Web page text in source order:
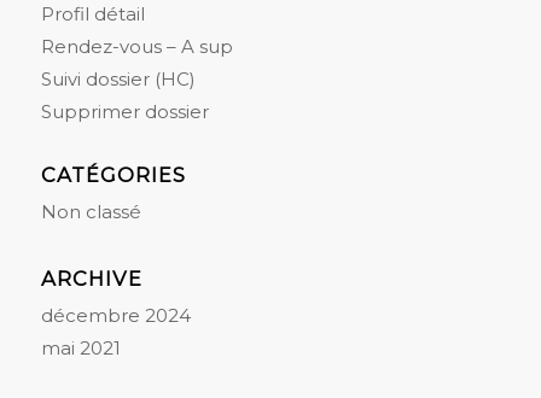
Profil détail
Rendez-vous – A sup
Suivi dossier (HC)
Supprimer dossier
CATÉGORIES
Non classé
ARCHIVE
décembre 2024
mai 2021